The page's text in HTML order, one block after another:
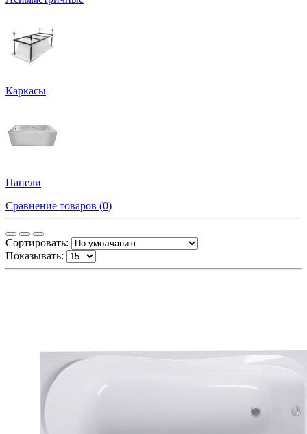
Каркасы
Панели
Сравнение товаров (0)
Сортировать:
Показывать: